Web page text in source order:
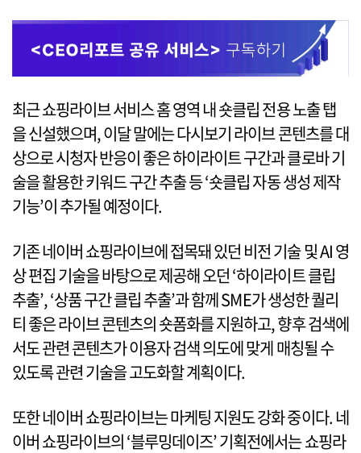
최근 쇼핑라이브 서비스 홈 영역 내 숏클립 전용 노출 탭
을 신설했으며, 이달 말에는 다시보기 라이브 콘텐츠를 대
상으로 시청자 반응이 좋은 하이라이트 구간과 클로바 기
술을 활용한 키워드 구간 추출 등 ‘숏클립 자동 생성 제작
기능’이 추가될 예정이다.
기존 네이버 쇼핑라이브에 접목돼 있던 비전 기술 및 AI 영
상 편집 기술을 바탕으로 제공해 오던 ‘하이라이트 클립
추출’, ‘상품 구간 클립 추출’과 함께 SME가 생성한 퀄리
티 좋은 라이브 콘텐츠의 숏폼화를 지원하고, 향후 검색에
서도 관련 콘텐츠가 이용자 검색 의도에 맞게 매칭될 수
있도록 관련 기술을 고도화할 계획이다.
또한 네이버 쇼핑라이브는 마케팅 지원도 강화 중이다. 네
이버 쇼핑라이브의 ‘블루밍데이즈’ 기획전에서는 쇼핑라